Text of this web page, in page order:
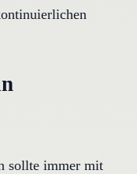
sollte immer mit